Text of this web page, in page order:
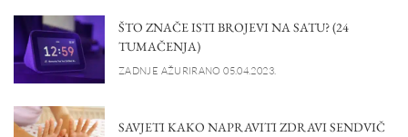
ŠTO ZNAČE ISTI BROJEVI NA SATU? (24
TUMAČENJA)
ZADNJE AŽURIRANO 05.04.2023.
SAVJETI KAKO NAPRAVITI ZDRAVI SENDVIČ